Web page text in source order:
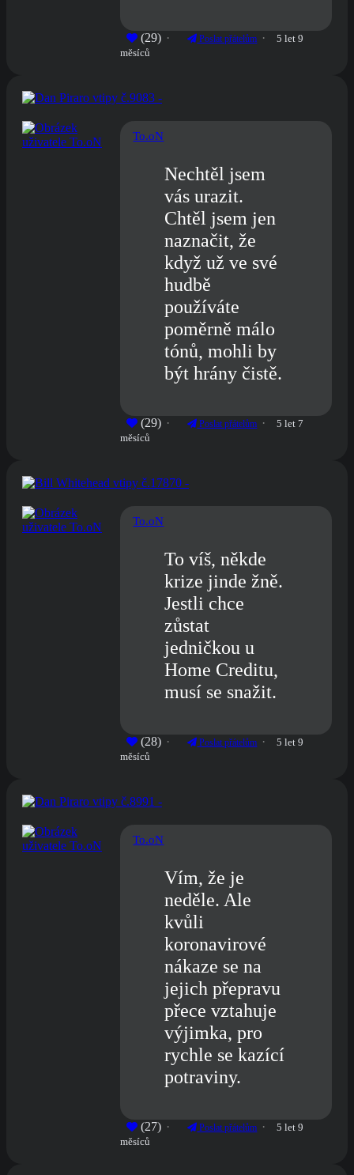
(29) Poslat přátelům
5 let 9
měsíců
To.oN
Nechtěl jsem
vás urazit.
Chtěl jsem jen
naznačit, že
když už ve své
hudbě
používáte
poměrně málo
tónů, mohli by
být hrány čistě.
(29) Poslat přátelům
5 let 7
měsíců
To.oN
To víš, někde
krize jinde žně.
Jestli chce
zůstat
jedničkou u
Home Creditu,
musí se snažit.
(28) Poslat přátelům
5 let 9
měsíců
To.oN
Vím, že je
neděle. Ale
kvůli
koronavirové
nákaze se na
jejich přepravu
přece vztahuje
výjimka, pro
rychle se kazící
potraviny.
(27) Poslat přátelům
5 let 9
měsíců